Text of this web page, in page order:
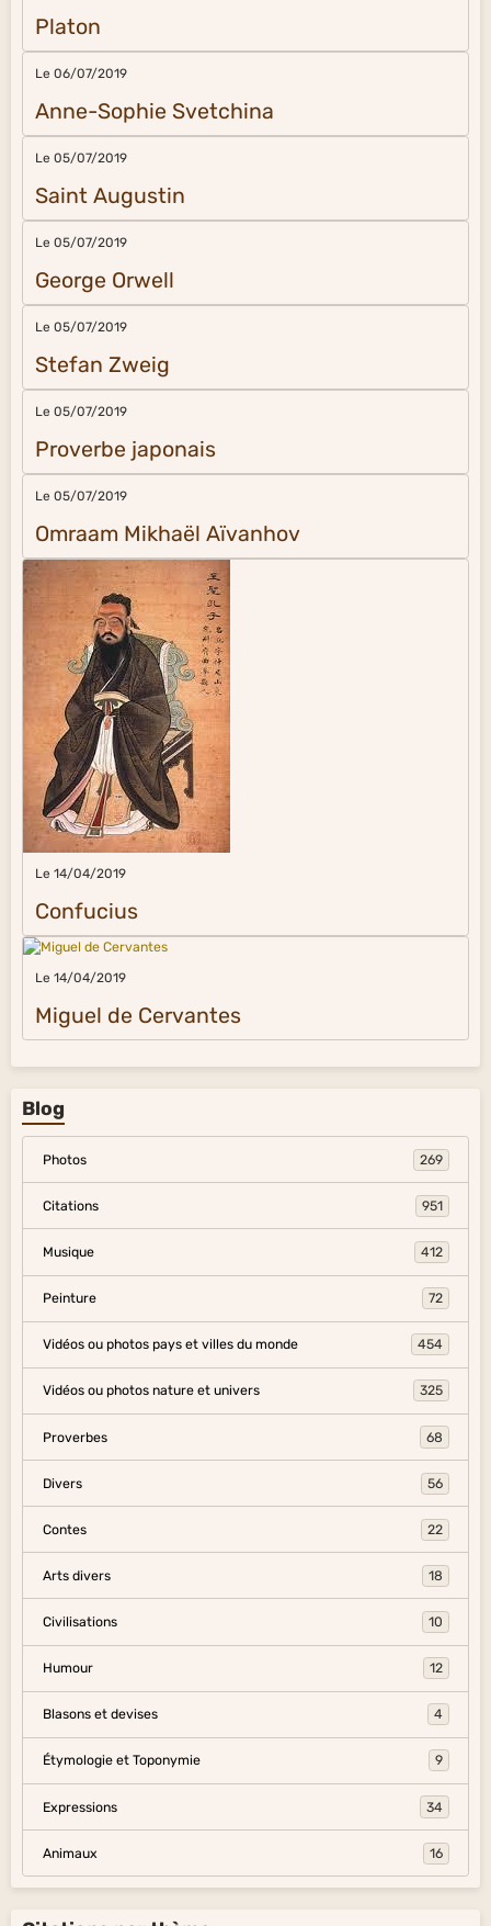
Platon
Le 06/07/2019
Anne-Sophie Svetchina
Le 05/07/2019
Saint Augustin
Le 05/07/2019
George Orwell
Le 05/07/2019
Stefan Zweig
Le 05/07/2019
Proverbe japonais
Le 05/07/2019
Omraam Mikhaël Aïvanhov
Le 14/04/2019
Confucius
Le 14/04/2019
Miguel de Cervantes
Blog
Photos 269
Citations 951
Musique 412
Peinture 72
Vidéos ou photos pays et villes du monde 454
Vidéos ou photos nature et univers 325
Proverbes 68
Divers 56
Contes 22
Arts divers 18
Civilisations 10
Humour 12
Blasons et devises 4
Étymologie et Toponymie 9
Expressions 34
Animaux 16